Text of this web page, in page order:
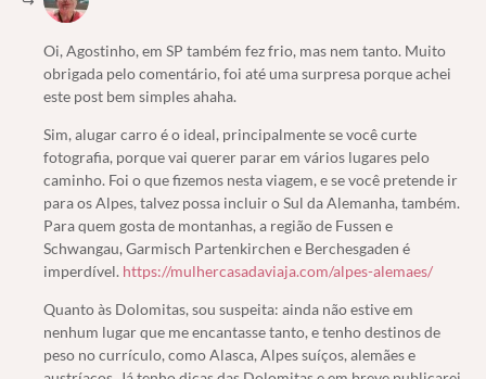
Oi, Agostinho, em SP também fez frio, mas nem tanto. Muito
obrigada pelo comentário, foi até uma surpresa porque achei
este post bem simples ahaha.
Sim, alugar carro é o ideal, principalmente se você curte
fotografia, porque vai querer parar em vários lugares pelo
caminho. Foi o que fizemos nesta viagem, e se você pretende ir
para os Alpes, talvez possa incluir o Sul da Alemanha, também.
Para quem gosta de montanhas, a região de Fussen e
Schwangau, Garmisch Partenkirchen e Berchesgaden é
imperdível. https://mulhercasadaviaja.com/alpes-alemaes/
Quanto às Dolomitas, sou suspeita: ainda não estive em
nenhum lugar que me encantasse tanto, e tenho destinos de
peso no currículo, como Alasca, Alpes suíços, alemães e